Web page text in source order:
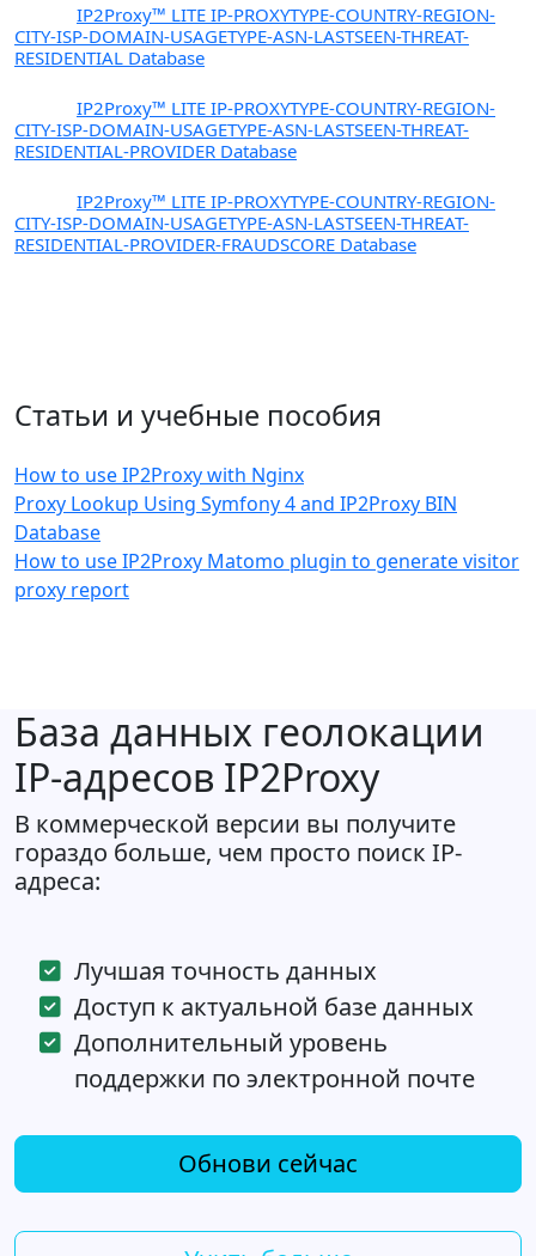
IP2Proxy™ LITE IP-PROXYTYPE-COUNTRY-REGION-
CITY-ISP-DOMAIN-USAGETYPE-ASN-LASTSEEN-THREAT-
RESIDENTIAL Database
IP2Proxy™ LITE IP-PROXYTYPE-COUNTRY-REGION-
CITY-ISP-DOMAIN-USAGETYPE-ASN-LASTSEEN-THREAT-
RESIDENTIAL-PROVIDER Database
IP2Proxy™ LITE IP-PROXYTYPE-COUNTRY-REGION-
CITY-ISP-DOMAIN-USAGETYPE-ASN-LASTSEEN-THREAT-
RESIDENTIAL-PROVIDER-FRAUDSCORE Database
Статьи и учебные пособия
How to use IP2Proxy with Nginx
Proxy Lookup Using Symfony 4 and IP2Proxy BIN
Database
How to use IP2Proxy Matomo plugin to generate visitor
proxy report
База данных геолокации
IP-адресов IP2Proxy
В коммерческой версии вы получите
гораздо больше, чем просто поиск IP-
адреса:
Лучшая точность данных
Доступ к актуальной базе данных
Дополнительный уровень
поддержки по электронной почте
Обнови сейчас